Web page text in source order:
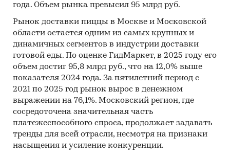
Методы
Кабинетное исследование. Поиск и анализ
информации из различных источников,
проведение расчетов. Статистика и
аналитика.
Прогноз ГидМаркет. Современные
статистические методы прогнозирования с
поправкой на мнение экспертов.
Отчет отражает мнение авторов и не является
инвестиционной рекомендацией
года. Объем рынка превысил 95 млрд руб.
Рынок доставки пиццы в Москве и Московской
области остается одним из самых крупных и
динамичных сегментов в индустрии доставки
готовой еды. По оценке ГидМаркет, в 2025 году его
объем достиг 95,8 млрд руб., что на 12,0% выше
показателя 2024 года. За пятилетний период с
2021 по 2025 год рынок вырос в денежном
выражении на 76,1%. Московский регион, где
сосредоточена значительная часть
платежеспособного спроса, продолжает задавать
тренды для всей отрасли, несмотря на признаки
насыщения и усиление конкуренции.